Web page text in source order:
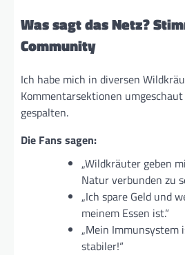
Was sagt das Netz?
Community
Ich habe mich in diversen
Kommentarsektionen
gespalten.
Die Fans sagen:
„Wildkräuter geben
Natur verbunden zu
„Ich spare Geld und
meinem Essen ist.“
„Mein Immunsystem
stabiler!“